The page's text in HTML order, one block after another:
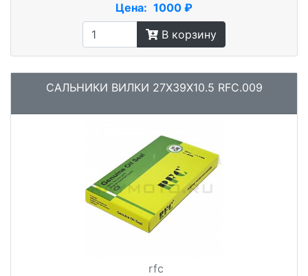
Цена: 1000 ₽
В корзину
САЛЬНИКИ ВИЛКИ 27X39X10.5 RFC.009
rfc